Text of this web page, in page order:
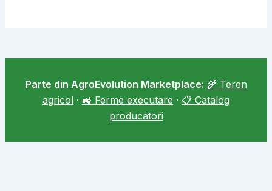
Parte din AgroEvolution Marketplace: 🌾 Teren
agricol · 🚜 Ferme executare · 📋 Catalog
producatori